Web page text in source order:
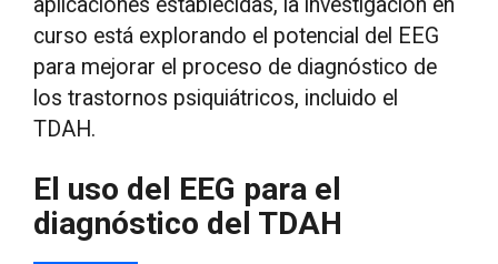
aplicaciones establecidas, la investigación en
curso está explorando el potencial del EEG
para mejorar el proceso de diagnóstico de
los trastornos psiquiátricos, incluido el
TDAH.
El uso del EEG para el
diagnóstico del TDAH